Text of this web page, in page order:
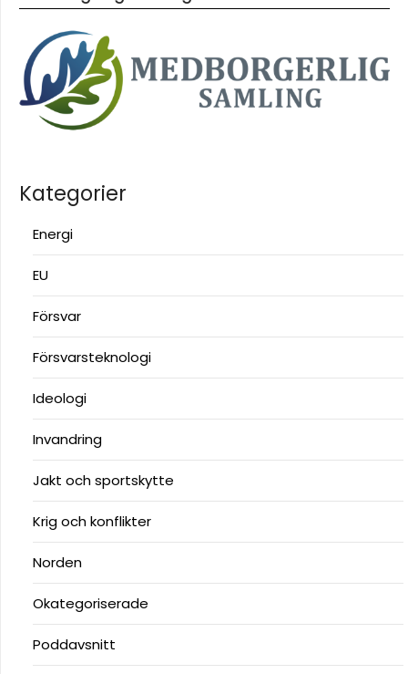
Kategorier
Energi
EU
Försvar
Försvarsteknologi
Ideologi
Invandring
Jakt och sportskytte
Krig och konflikter
Norden
Okategoriserade
Poddavsnitt